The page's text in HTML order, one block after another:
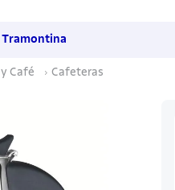
Tramontina
y Café Cafeteras